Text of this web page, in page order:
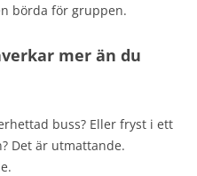
börda för gruppen.
mer än du
buss? Eller fryst i ett
Det är utmattande.